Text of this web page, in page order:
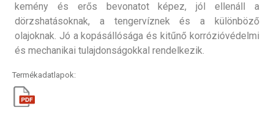
kemény és erős bevonatot képez, jól ellenáll a
dörzshatásoknak, a tengervíznek és a különböző
olajoknak. Jó a kopásállósága és kitűnő korrózióvédelmi
és mechanikai tulajdonságokkal rendelkezik.
Termékadatlapok: